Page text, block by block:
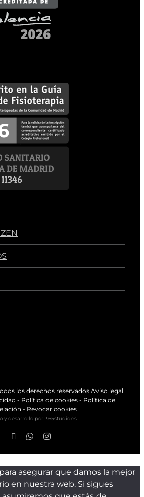
los derechos reservados Aviso legal
- Política de cookies - Política de
- Revocar cookies
y desarrollo por 365studio.es
FacebookWhatsAppInstagram
asegurar que damos la mejor
en nuestra web. Si sigues